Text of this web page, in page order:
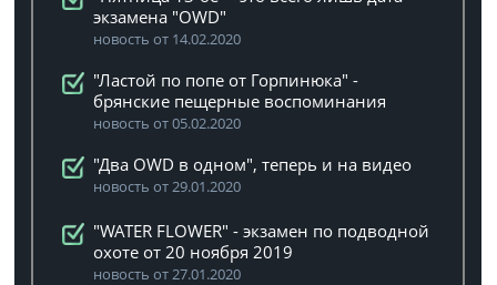
экзамена "OWD"
новость от 14.02.2020
"Ластой по попе от Горпинюка" -
брянские пещерные воспоминания
новость от 05.02.2020
"Два OWD в одном", теперь и на видео
новость от 29.01.2020
"WATER FLOWER" - экзамен по подводной
охоте от 20 ноября 2019
новость от 27.01.2020